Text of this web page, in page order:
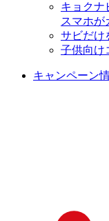
キョクナ
スマホが
サビだけ
子供向け
キャンペーン